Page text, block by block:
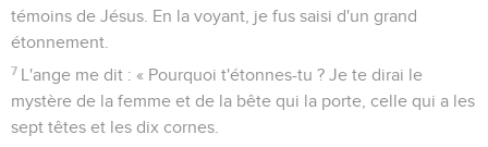
témoins de Jésus. En la voyant, je fus saisi d'un grand
étonnement.
7 L'ange me dit : « Pourquoi t'étonnes-tu ? Je te dirai le
mystère de la femme et de la bête qui la porte, celle qui a les
sept têtes et les dix cornes.